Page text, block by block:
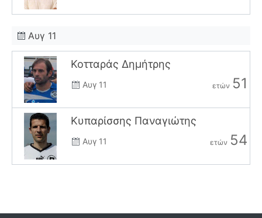
Αυγ 11
Κοτταράς Δημήτρης
Αυγ 11 ετών 51
Κυπαρίσσης Παναγιώτης
Αυγ 11 ετών 54